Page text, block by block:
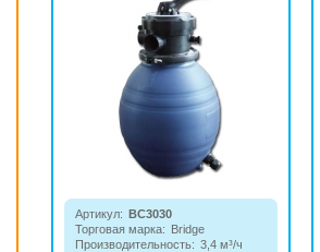
Артикул: BC3030
Торговая марка: Bridge
Производительность: 3,4 м³/ч